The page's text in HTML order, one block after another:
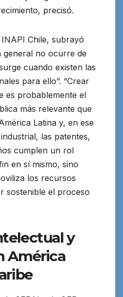
precisó.
Chile, subrayó
general no ocurre de
cuando existen las
para ello”. “Crear
es probablemente el
más relevante que
Latina y, en ese
las patentes,
cumplen un rol
en sí mismo, sino
los recursos
sostenible el proceso
y
América